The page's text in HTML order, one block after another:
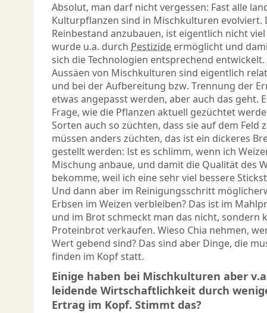
Absolut, man darf nicht vergessen: Fast alle
Kulturpflanzen sind in Mischkulturen evolviert.
Reinbestand anzubauen, ist eigentlich nicht viel
wurde u.a. durch Pestizide ermöglicht und
sich die Technologien entsprechend
Aussäen von Mischkulturen sind eigentlich
und bei der Aufbereitung bzw. Trennung der
etwas angepasst werden, aber auch das geht.
Frage, wie die Pflanzen aktuell gezüchtet
Sorten auch so züchten, dass sie auf dem Feld
müssen anders züchten, das ist ein dickeres
gestellt werden: Ist es schlimm, wenn ich
Mischung anbaue, und damit die Qualität des
bekomme, weil ich eine sehr viel bessere
Und dann aber im Reinigungsschritt
Erbsen im Weizen verbleiben? Das ist im
und im Brot schmeckt man das nicht, sondern
Proteinbrot verkaufen. Wieso Chia nehmen,
Wert gebend sind? Das sind aber Dinge, die
finden im Kopf statt.
Einige haben bei Mischkulturen aber
leidende Wirtschaftlichkeit durch
Ertrag im Kopf. Stimmt das?